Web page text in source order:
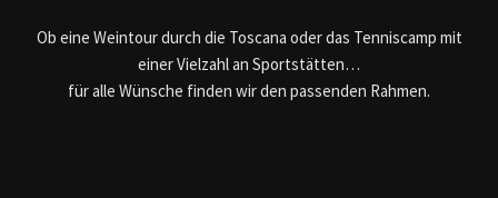
Ob eine Weintour durch die Toscana oder das Tenniscamp mit
einer Vielzahl an Sportstätten…
für alle Wünsche finden wir den passenden Rahmen.